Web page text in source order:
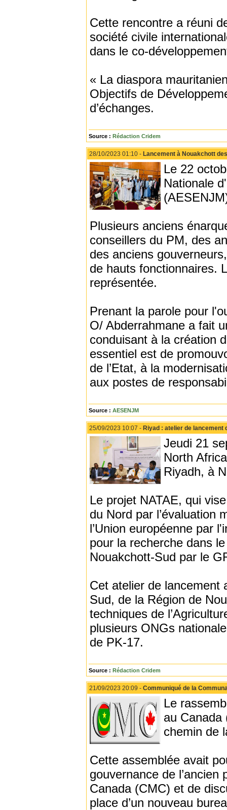
Cette rencontre a réuni
société civile
dans le co-
« La diaspora
Objectifs de
d’échanges.
Source : Rédaction Cridem
28/10/2023 01:10 - Lancement à Nouakchott
Le 22
Nationale
Plusieurs anciens
conseillers du PM, des
des anciens
de hauts fonctionnaires.
représentée.
Prenant la parole pour
O/ Abderrahmane a fait
conduisant à la création
essentiel est de
de l’Etat, à la
aux postes de
Source : AESENJM
25/09/2023 10:07 - Riyad : atelier de lancement
Jeudi 21
North
Riyadh, à
Le projet NATAE, qui
du Nord par l’évaluation
l’Union européenne par
pour la recherche dans
Nouakchott-Sud par le
Cet atelier de lancement
Sud, de la Région de
techniques de
plusieurs ONGs
de PK-17.
Source : Rédaction Cridem
21/09/2023 20:09 - Communiqué de la
Le
au Canada
chemin de
Cette assemblée avait
gouvernance de
Canada (CMC) et de
place d’un nouveau